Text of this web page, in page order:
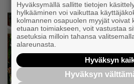
Hyväksymällä sallitte tietojen
hylkääminen voi vaikuttaa
kolmannen osapuolen myyjät voivat
etuaan toimiakseen, voit vastustaa
asetuksia milloin tahansa
alareunasta.
Hyväksyn
Hyväksyn